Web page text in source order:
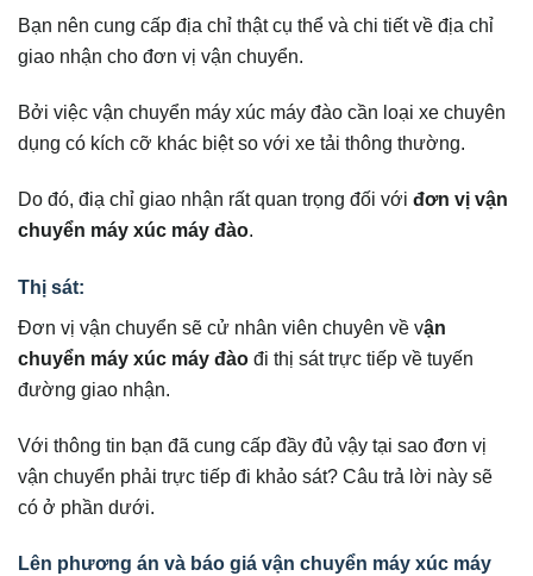
Bạn nên cung cấp địa chỉ thật cụ thể và chi tiết về địa chỉ
giao nhận cho đơn vị vận chuyển.
Bởi việc vận chuyển máy xúc máy đào cần loại xe chuyên
dụng có kích cỡ khác biệt so với xe tải thông thường.
Do đó, điạ chỉ giao nhận rất quan trọng đối với đơn vị vận
chuyển máy xúc máy đào.
Thị sát:
Đơn vị vận chuyển sẽ cử nhân viên chuyên về vận
chuyển máy xúc máy đào đi thị sát trực tiếp về tuyến
đường giao nhận.
Với thông tin bạn đã cung cấp đầy đủ vậy tại sao đơn vị
vận chuyển phải trực tiếp đi khảo sát? Câu trả lời này sẽ
có ở phần dưới.
Lên phương án và báo giá vận chuyển máy xúc máy